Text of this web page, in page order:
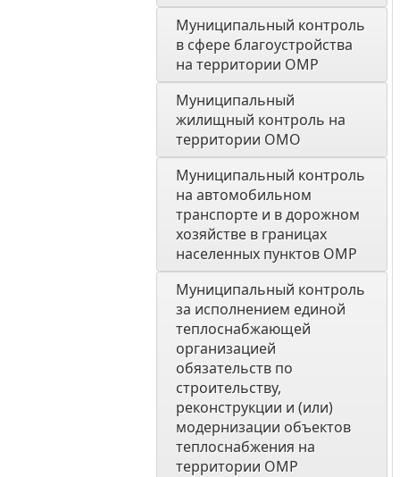
Муниципальный контроль
в сфере благоустройства
на территории ОМР
Муниципальный
жилищный контроль на
территории ОМО
Муниципальный контроль
на автомобильном
транспорте и в дорожном
хозяйстве в границах
населенных пунктов ОМР
Муниципальный контроль
за исполнением единой
теплоснабжающей
организацией
обязательств по
строительству,
реконструкции и (или)
модернизации объектов
теплоснабжения на
территории ОМР